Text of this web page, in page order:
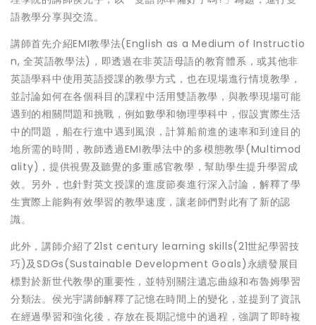
語教學分享與交流。
講師首先介紹EMI教學法(English as a Medium of Instructio
n, 全英語教學法)，即透過在非英語母語的教育體系，或其他非
英語學科中使用英語授課的教學方式，也在現場進行情境教學，
並討論如何在各個科目的課程中活用雙語教學，與教學現場可能
遇到的相關問題和挑戰，例如數學和物理學科中，假設實際生活
中的問題，船在行進中遇到風浪，計算船前進的速率和到達目的
地所需的時間，教師透過EMI教學法中的多模態教學(Multimod
ality)，提供視覺及聽覺的多重感官教學，幫助學生提升學習成
效。另外，也針對英文授課的進度節奏進行深入討論，解釋了學
生實際上能夠有效學習的教學速度，讓老師們對此有了新的認
識。
此外，講師介紹了21st century learning skills(21世紀學習技
巧)及SDGs(Sustainable Development Goals)永續發展目
標對於新世代教學的重要性，並特別關注遺忘曲線和布魯姆學習
分類法。侯光宇講師解釋了記憶在時間上的變化，並提到了資訊
在經過學習和強化後，存放在長期記憶中的過程，強調了即時複